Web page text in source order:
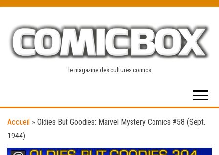
content
le magazine des cultures comics
Accueil » Oldies But Goodies: Marvel Mystery Comics #58 (Sept.
1944)